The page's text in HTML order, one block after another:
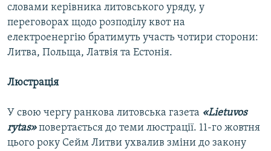
словами керівника литовського уряду, у
переговорах щодо розподілу квот на
електроенергію братимуть участь чотири сторони:
Литва, Польща, Латвія та Естонія.
Люстрація
У свою чергу ранкова литовська газета «Lietuvos
rytas»повертається до теми люстрації. 11-го жовтня
цього року Сейм Литви ухвалив зміни до закону